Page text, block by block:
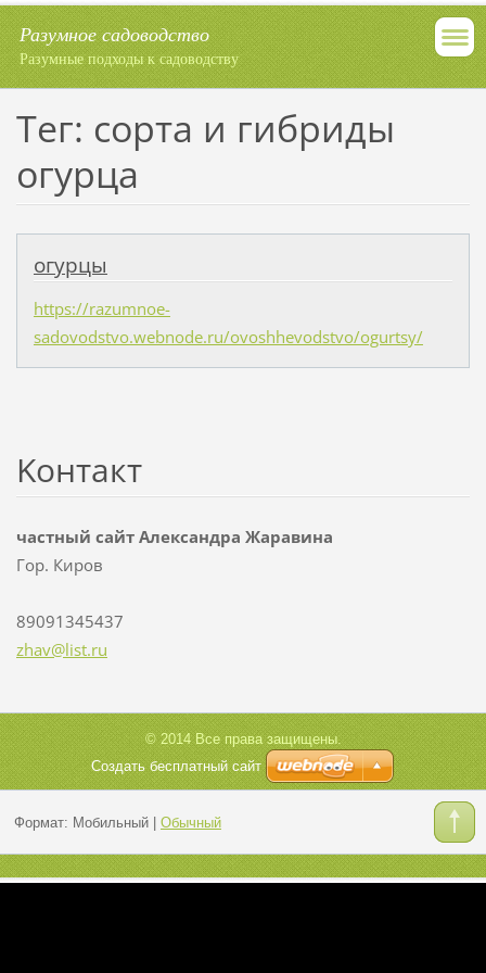
Разумное садоводство
Разумные подходы к садоводству
Тег: сорта и гибриды
огурца
огурцы
https://razumnoe-
sadovodstvo.webnode.ru/ovoshhevodstvo/ogurtsy/
Koнтакт
частный сайт Александра Жаравина
Гор. Киров
89091345437
zhav@list.ru
© 2014 Все права защищены.
Создать бесплатный сайт
Формат: Мобильный| Обычный